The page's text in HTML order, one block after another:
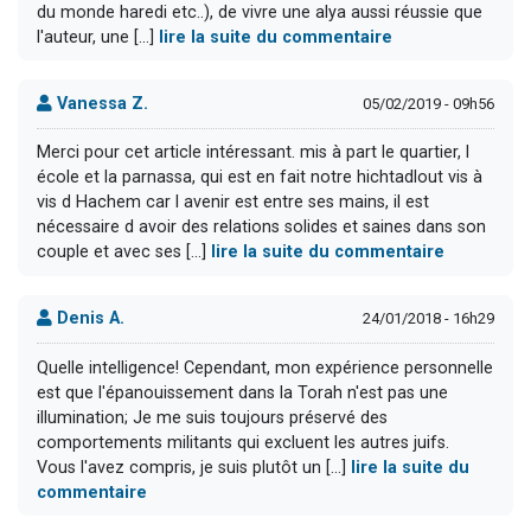
du monde haredi etc..), de vivre une alya aussi réussie que
l'auteur, une [...]
lire la suite du commentaire
Vanessa Z. 05/02/2019 - 09h56
Merci pour cet article intéressant. mis à part le quartier, l
école et la parnassa, qui est en fait notre hichtadlout vis à
vis d Hachem car l avenir est entre ses mains, il est
nécessaire d avoir des relations solides et saines dans son
couple et avec ses [...]
lire la suite du commentaire
Denis A. 24/01/2018 - 16h29
Quelle intelligence! Cependant, mon expérience personnelle
est que l'épanouissement dans la Torah n'est pas une
illumination; Je me suis toujours préservé des
comportements militants qui excluent les autres juifs.
Vous l'avez compris, je suis plutôt un [...]
lire la suite du
commentaire